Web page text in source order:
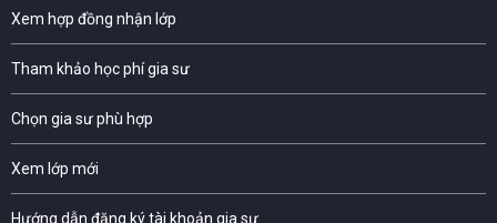
Xem hợp đồng nhận lớp
Tham khảo học phí gia sư
Chọn gia sư phù hợp
Xem lớp mới
Hướng dẫn đăng ký tài khoản gia sư